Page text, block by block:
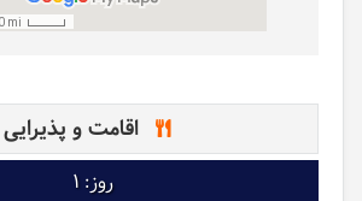
اقامت و پذیرایی
1